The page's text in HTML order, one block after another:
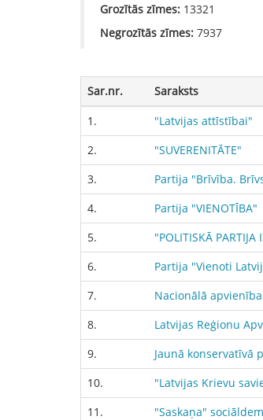
Grozītās zīmes: 13321
Negrozītās zīmes: 7937
Sar.nr. Saraksts
1.
"Latvijas attīstībai"
2.
"SUVERENITĀTE"
3.
Partija "Brīvība.
4.
Partija "VIENOTĪBA"
5.
"POLITISKĀ PARTIJA
6.
Partija "Vienoti
7.
Nacionālā
8.
Latvijas Reģionu
9.
Jaunā konservatīvā
10.
"Latvijas Krievu
11.
"Saskaņa"